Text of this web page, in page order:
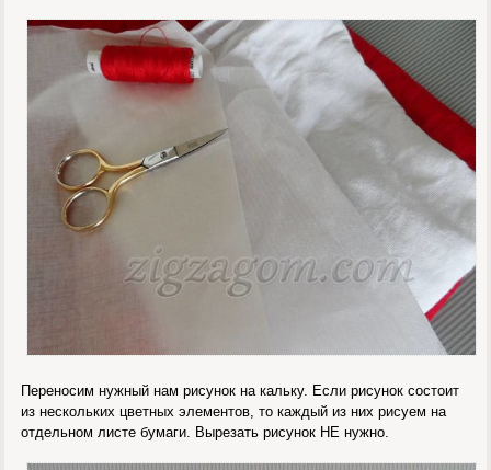
Переносим нужный нам рисунок на кальку. Если рисунок состоит
из нескольких цветных элементов, то каждый из них рисуем на
отдельном листе бумаги. Вырезать рисунок НЕ нужно.